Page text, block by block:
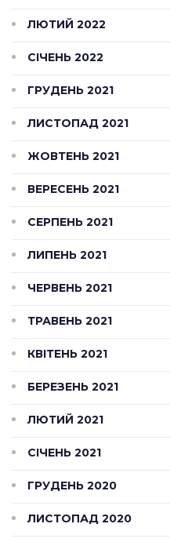
ЛЮТИЙ 2022
СІЧЕНЬ 2022
ГРУДЕНЬ 2021
ЛИСТОПАД 2021
ЖОВТЕНЬ 2021
ВЕРЕСЕНЬ 2021
СЕРПЕНЬ 2021
ЛИПЕНЬ 2021
ЧЕРВЕНЬ 2021
ТРАВЕНЬ 2021
КВІТЕНЬ 2021
БЕРЕЗЕНЬ 2021
ЛЮТИЙ 2021
СІЧЕНЬ 2021
ГРУДЕНЬ 2020
ЛИСТОПАД 2020